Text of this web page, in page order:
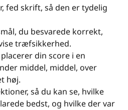
fed skrift, så den er tydelig
du besvarede korrekt,
træfsikkerhed.
din score i en
middel, middel, over
høj.
så du kan se, hvilke
bedst, og hvilke der var